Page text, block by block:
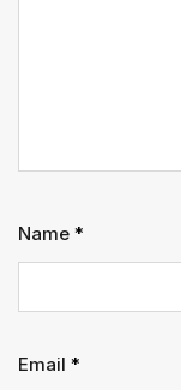
Name *
Email *